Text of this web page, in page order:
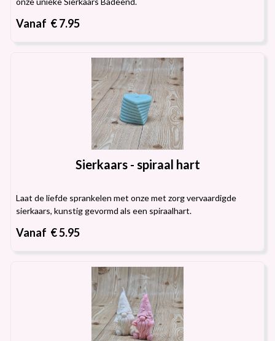
Vanaf € 7.95
Sierkaars - spiraal hart
Laat de liefde sprankelen met onze met zorg vervaardigde
sierkaars, kunstig gevormd als een spiraalhart.
Vanaf € 5.95